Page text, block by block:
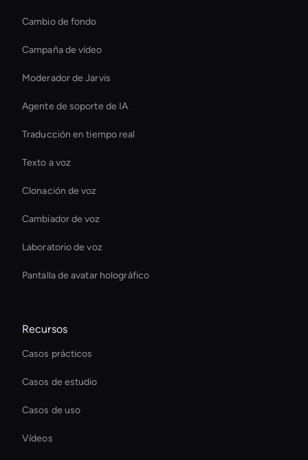
Cambio de fondo
Campaña de vídeo
Moderador de Jarvis
Agente de soporte de IA
Traducción en tiempo real
Texto a voz
Clonación de voz
Cambiador de voz
Laboratorio de voz
Pantalla de avatar holográfico
Recursos
Casos prácticos
Casos de estudio
Casos de uso
Vídeos